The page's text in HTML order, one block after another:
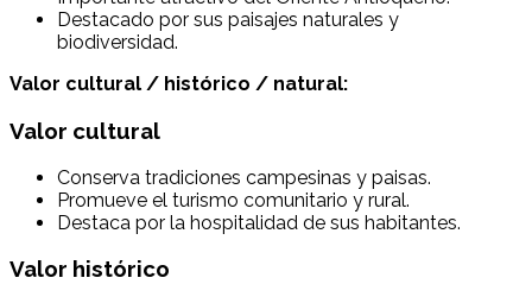
Destacado por sus paisajes naturales y
biodiversidad.
Valor cultural / histórico / natural:
Valor cultural
Conserva tradiciones campesinas y paisas.
Promueve el turismo comunitario y rural.
Destaca por la hospitalidad de sus habitantes.
Valor histórico